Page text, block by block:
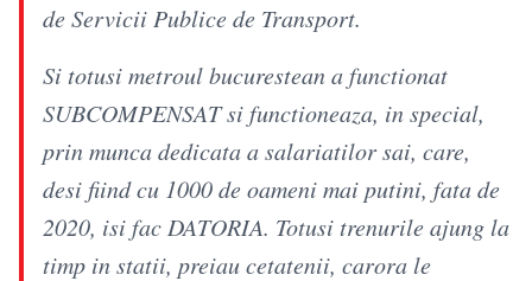
de Servicii Publice de Transport.
Si totusi metroul bucurestean a functionat
SUBCOMPENSAT si functioneaza, in special,
prin munca dedicata a salariatilor sai, care,
desi fiind cu 1000 de oameni mai putini, fata de
2020, isi fac DATORIA. Totusi trenurile ajung la
timp in statii, preiau cetatenii, carora le